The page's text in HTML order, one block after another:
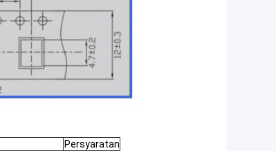
Persyaratan